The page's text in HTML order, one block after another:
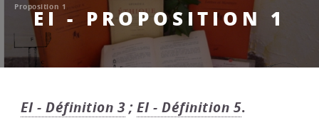
EI - PROPOSITION 1
Proposition 1
EI - Définition 3;EI - Définition 5.